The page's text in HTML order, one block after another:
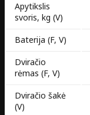
Apytikslis
svoris, kg (V)
Baterija (F, V)
Dviračio
rėmas (F, V)
Dviračio šakė
(V)